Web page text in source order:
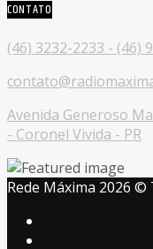
CONTATO
(46) 3232-2233 - (46)
Avenida Generoso
- Coronel Vivida - PR
Rede Máxima 2026